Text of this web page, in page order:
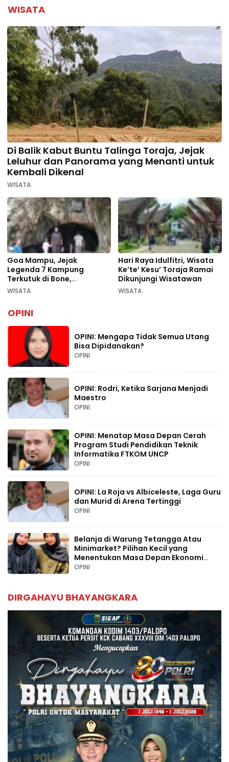
WISATA
Di Balik Kabut Buntu Talinga Toraja, Jejak
Leluhur dan Panorama yang Menanti untuk
Kembali Dikenal
WISATA
Goa Mampu, Jejak
Legenda 7 Kampung
Terkutuk di Bone,
Rekomendasi Liburan
WISATA
Hari Raya Idulfitri, Wisata
Ke’te’ Kesu’ Toraja Ramai
Dikunjungi Wisatawan
WISATA
OPINI
OPINI: Mengapa Tidak Semua Utang
Bisa Dipidanakan?
OPINI
OPINI: Rodri, Ketika Sarjana Menjadi
Maestro
OPINI
OPINI: Menatap Masa Depan Cerah
Program Studi Pendidikan Teknik
Informatika FTKOM UNCP
OPINI
OPINI: La Roja vs Albiceleste, Laga Guru
dan Murid di Arena Tertinggi
OPINI
Belanja di Warung Tetangga Atau
Minimarket? Pilihan Kecil yang
Menentukan Masa Depan Ekonomi
Palopo
OPINI
DIRGAHAYU BHAYANGKARA